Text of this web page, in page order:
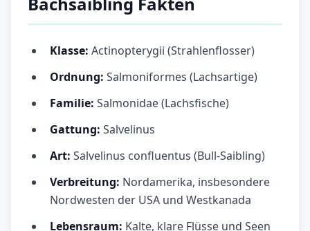
Klasse: Actinopterygii (Strahlenflosser)
Ordnung: Salmoniformes (Lachsartige)
Familie: Salmonidae (Lachsfische)
Gattung: Salvelinus
Art: Salvelinus confluentus (Bull-Saibling)
Verbreitung: Nordamerika, insbesondere
Nordwesten der USA und Westkanada
Lebensraum: Kalte, klare Flüsse und Seen